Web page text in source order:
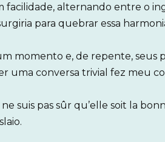
facilidade, alternando entre o
para quebrar essa
momento e, de repente, seus
uma conversa trivial fez meu
suis pas sûr qu’elle soit la